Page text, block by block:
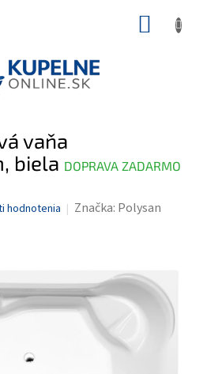
vaňa
biela DOPRAVA ZADARMO
hodnotenia Značka: Polysan